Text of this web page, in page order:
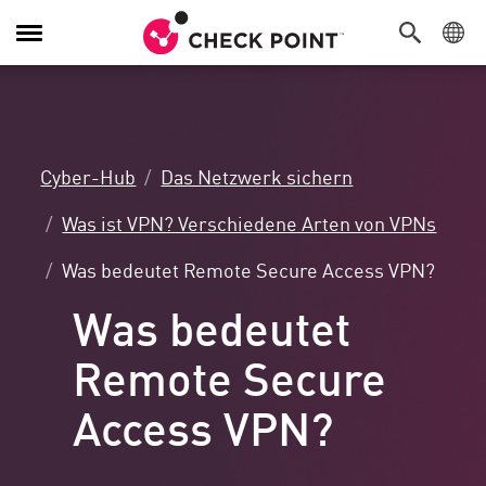
Navigation
umschalten
Cyber-Hub
Das Netzwerk sichern
Was ist VPN? Verschiedene Arten von VPNs
Was bedeutet Remote Secure Access VPN?
Was bedeutet
Remote Secure
Access VPN?